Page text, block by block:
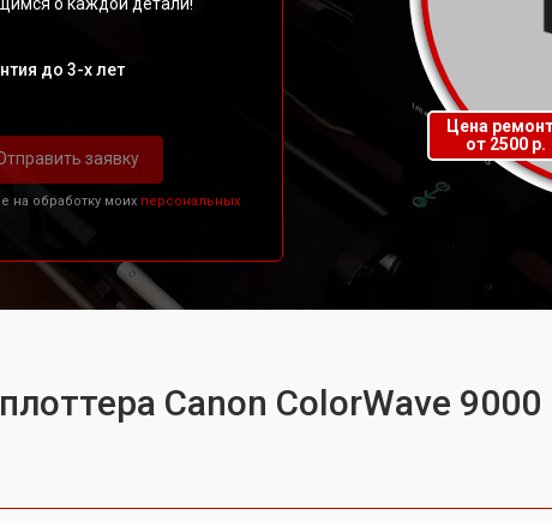
до 3-х лет
заявку
на обработку моих персональных
Цена
от 2500 р.
Canon ColorWave 9000